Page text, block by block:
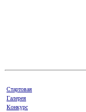
Стартовая
Галерея
Конкурс